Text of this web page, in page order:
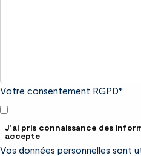
Votre consentement RGPD*
J’ai pris connaissance des
accepte
Vos données personnelles sont